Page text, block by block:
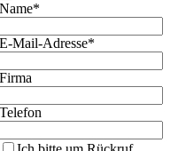
Name*
E-Mail-Adresse*
Firma
Telefon
Email